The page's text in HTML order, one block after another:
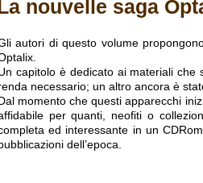
La nouvelle saga
autori di questo volume
capitolo è dedicato ai materiali
necessario; un altro ancora è
momento che questi apparecchi
per quanti, neofiti o
ed interessante in un
dell’epoca.